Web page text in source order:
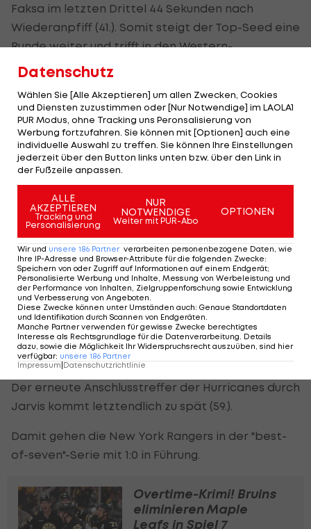
Faksa im letzten Drittel 44 Sekunden nach
Wiederanpfiff (41.). Somit steigt der Top-Seed eine
Runde weiter und trifft in den Western-
Conference-Semifinals auf die
Rangers gewinnen enges Duell
Hingegen gab es in New York bereits den Auftakt
in den Semifinals. Die Rangers schlagen zuhause
die Carolina Hurricanes mit 4:3.
Zibanejad (3., 11./PP) ist mit zwei Toren der Mann
des ersten Drittels. Slavin kann zwischenzeitlich
ausgleichen (4.), Trocheck stellt kurz vor der
Drittelpause auf 3:1 (17./PP).
Nach einem torlosen zweiten Drittel fallen im
Schlussdrittel weitere drei Treffer. Necas verkürzt
für Carolina auf 2:3 (43.), doch Panarin stellt den
Zwei-Tore-Vorsprung für New York wieder her (49.).
Der erneute Anschlusstreffer der Hurricanes durch
Jarvis kommt letztendlich zu spät (59.).
Damit gehen die New York Rangers in der "best-
of-seven"-Serie mit 1:0 in Führung.
Overtime-Krimi! Bruins
eliminieren Maple
Leafs in Spiel 7
Datenschutz
Wählen Sie [Alle Akzeptieren] um allen Zwecken, Cookies
und Diensten zuzustimmen oder [Nur Notwendige] im LAOLA1
PUR Modus, ohne Tracking uns Peronsalisierung von
Werbung fortzufahren. Sie können mit [Optionen] auch eine
individuelle Auswahl zu treffen. Sie können Ihre Einstellungen
jederzeit über den Button links unten bzw. über den Link in
der Fußzeile anpassen.
ALLE
AKZEPTIEREN
Tracking und
Personalisierung
NUR
NOTWENDIGE
Weiter mit PUR-Abo
OPTIONEN
Wir und unsere 186 Partner verarbeiten personenbezogene Daten, wie
Ihre IP-Adresse und Browser-Attribute für die folgenden Zwecke:
Speichern von oder Zugriff auf Informationen auf einem Endgerät;
Personalisierte Werbung und Inhalte, Messung von Werbeleistung und
der Performance von Inhalten, Zielgruppenforschung sowie Entwicklung
und Verbesserung von Angeboten
Diese Zwecke können unter Umständen auch: Genaue Standortdaten
und Identifikation durch Scannen von Endgeräten
Manche Partner verwenden für gewisse Zwecke berechtigtes
Interesse als Rechtsgrundlage für die Datenverarbeitung. Details
dazu, sowie die Möglichkeit Ihr Widerspruchsrecht auszuüben, sind hier
verfügbar: unsere 186 Partner
Impressum|Datenschutzrichtlinie